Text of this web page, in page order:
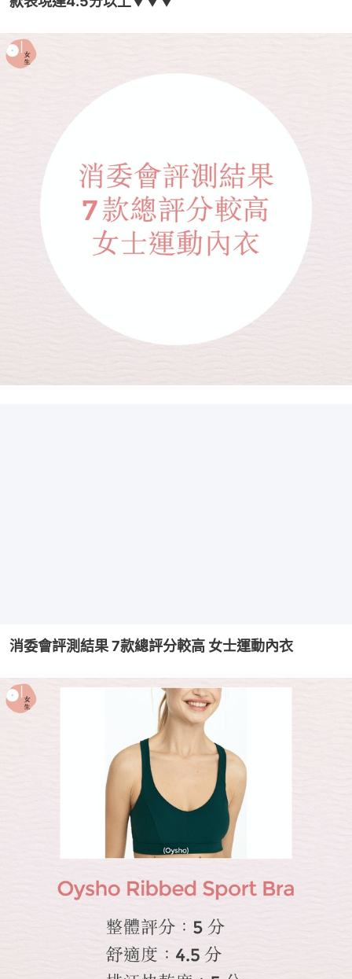
消委會評測結果 7款總評分較高 女士運動內衣